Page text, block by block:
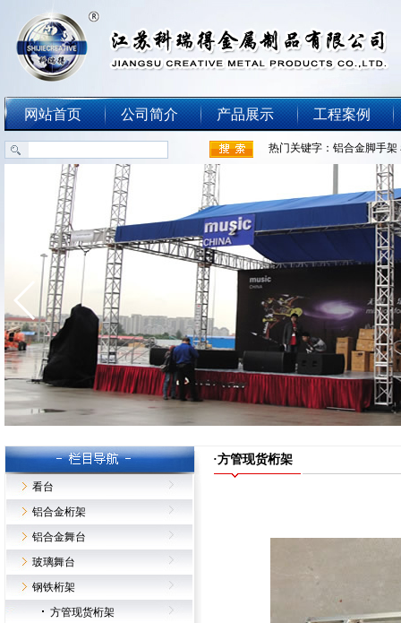
网站首页 公司简介 产品展示 工程案例
热门关键字： 铝合金脚手架
看台
铝合金桁架
铝合金舞台
玻璃舞台
钢铁桁架
方管现货桁架
·方管现货桁架